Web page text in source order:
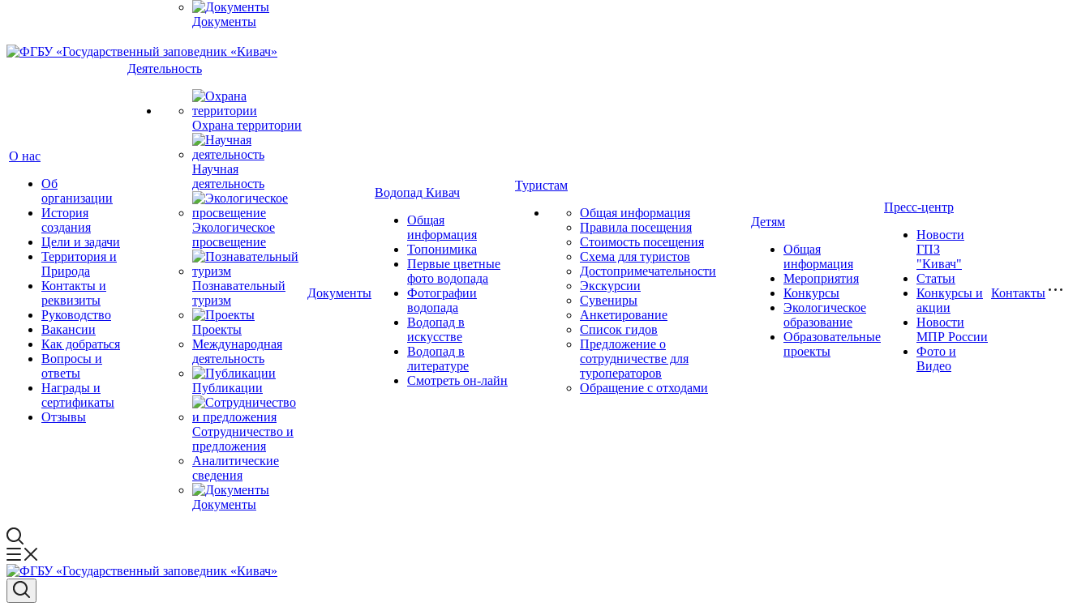
Документы
О нас
Об
организации
История
создания
Цели и задачи
Территория и
Природа
Контакты и
реквизиты
Руководство
Вакансии
Как добраться
Вопросы и
ответы
Награды и
сертификаты
Отзывы
Деятельность
Охрана территории
Научная
деятельность
Экологическое
просвещение
Познавательный
туризм
Проекты
Международная
деятельность
Публикации
Сотрудничество и
предложения
Аналитические
сведения
Документы
Документы
Водопад Кивач
Общая
информация
Топонимика
Первые цветные
фото водопада
Фотографии
водопада
Водопад в
искусстве
Водопад в
литературе
Смотреть он-лайн
Туристам
Общая информация
Правила посещения
Стоимость посещения
Схема для туристов
Достопримечательности
Экскурсии
Сувениры
Анкетирование
Список гидов
Предложение о
сотрудничестве для
туроператоров
Обращение с отходами
Детям
Общая
информация
Мероприятия
Конкурсы
Экологическое
образование
Образовательные
проекты
Пресс-центр
Новости
ГПЗ
"Кивач"
Статьи
Конкурсы и
акции
Новости
МПР России
Фото и
Видео
Контакты